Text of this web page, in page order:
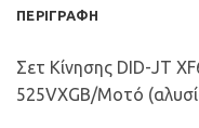
ΠΕΡΙΓΡΑΦΉ
Σετ Κίνησης DID-JT
525VXGB/Μοτό